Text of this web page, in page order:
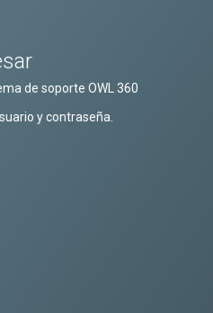
de soporte OWL 360
y contraseña.